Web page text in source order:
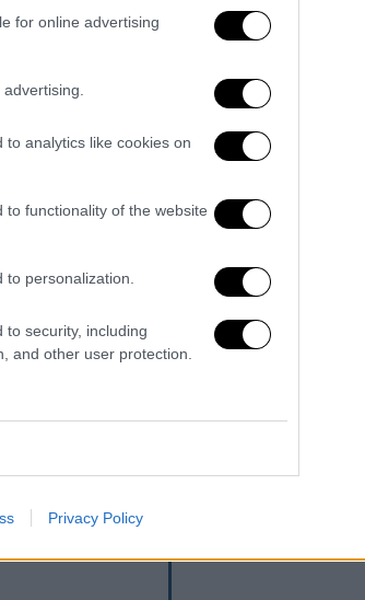
for online advertising
analytics like cookies on
functionality of the website
personalization.
to security, including
and other user protection.
Privacy Policy
Ισραήλ για
για
πρέπει να
ισραηλιτική
με την
αγώνα του
και αυτό
της
που
(«Free
σχόλια θα